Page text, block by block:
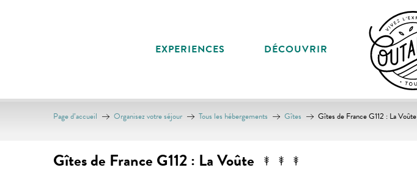
EXPERIENCES DÉCOUVRIR
Page d’accueil Organisez votre séjour Tous les hébergements Gîtes Gîtes de France G112 : La Voûte
Gîtes de France G112 : La Voûte